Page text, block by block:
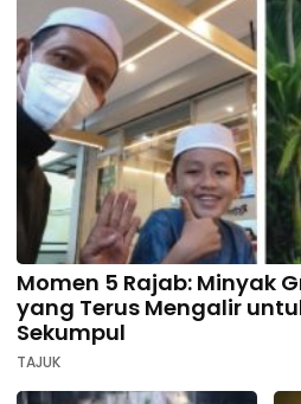
Momen 5 Rajab: Minyak
yang Terus Mengalir
Sekumpul
TAJUK